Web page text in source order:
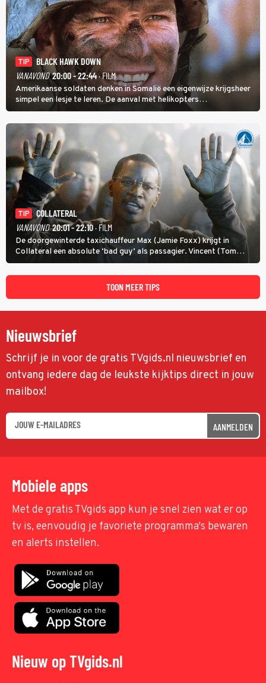
TIP
BLACK HAWK DOWN
VANAVOND 20:00 - 22:44· FILM
Amerikaanse soldaten denken in Somalië een eigenwijze krijgsheer
simpel een lesje te leren. De aanval met helikopters
verloopt in Black Hawk down dramatisch.
TIP
COLLATERAL
VANAVOND 20:01 - 22:10· FILM
De doorgewinterde taxichauffeur Max (Jamie Foxx) krijgt in
Collateral een absolute ‘bad guy’ als passagier. Vincent (Tom
Cruise) heeft hem nodig om hem de stad door te loodsen om een
wel heel lugubere reden.
TOON MEER TIPS
Nieuwsbrief
Schrijf je in voor de gratis TVgids.nl nieuwsbrief en
ontvang iedere dag de leukste kijktips direct in jouw
mailbox!
AANMELDEN
Mobiele apps
Met de gratis TVgids app kun je snel zien wat er op
tv is, eenvoudig je favoriete programma's bewaren
en alerts instellen.
Nieuw op TVgids.nl